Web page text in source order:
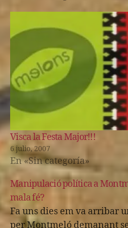
Visca la Festa Major!!!
6 julio, 2007
En «Sin categoría»
Manipulació política a
mala fé?
Fa uns dies em va arribar
per Montmeló demanant